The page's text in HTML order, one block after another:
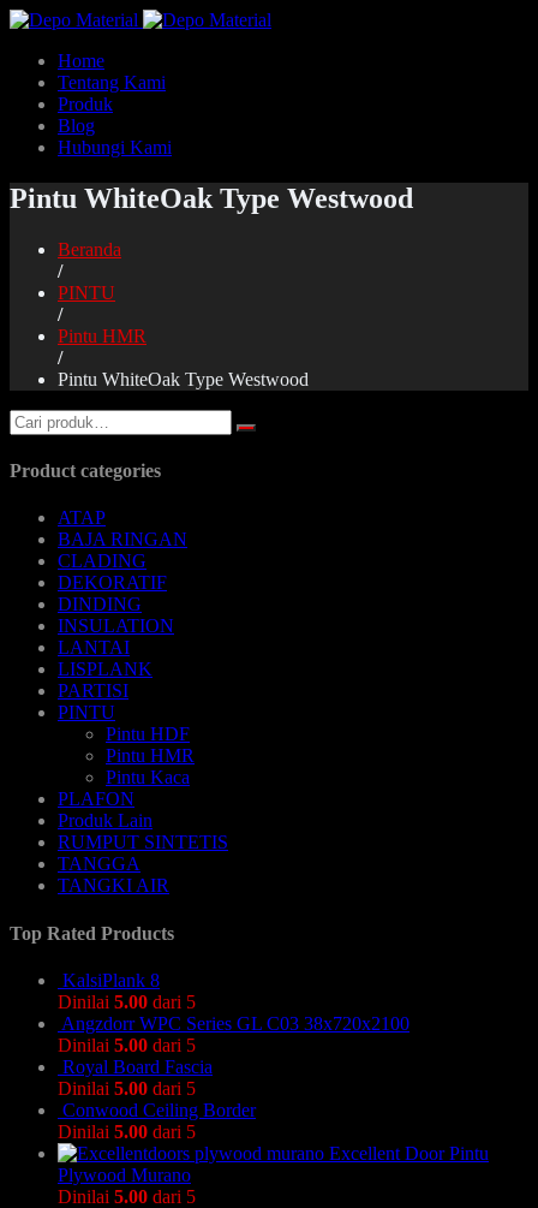
Home
Tentang Kami
Produk
Blog
Hubungi Kami
Pintu WhiteOak Type Westwood
Beranda
/
PINTU
/
Pintu HMR
/
Pintu WhiteOak Type Westwood
Product categories
ATAP
BAJA RINGAN
CLADING
DEKORATIF
DINDING
INSULATION
LANTAI
LISPLANK
PARTISI
PINTU
Pintu HDF
Pintu HMR
Pintu Kaca
PLAFON
Produk Lain
RUMPUT SINTETIS
TANGGA
TANGKI AIR
Top Rated Products
KalsiPlank 8
Dinilai 5.00 dari 5
Angzdorr WPC Series GL C03 38x720x2100
Dinilai 5.00 dari 5
Royal Board Fascia
Dinilai 5.00 dari 5
Conwood Ceiling Border
Dinilai 5.00 dari 5
Excellent Door Pintu
Plywood Murano
Dinilai 5.00 dari 5